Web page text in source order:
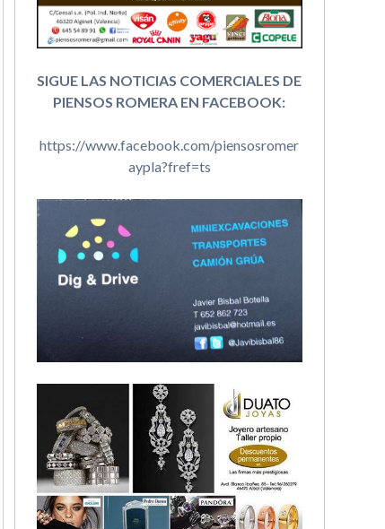
SIGUE LAS NOTICIAS COMERCIALES DE
PIENSOS ROMERA EN FACEBOOK:
https://www.facebook.com/piensosromer
aypla?fref=ts